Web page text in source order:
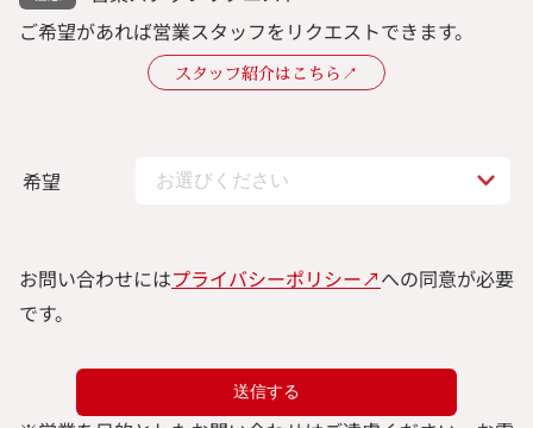
ご希望があれば営業スタッフをリクエストできます。
スタッフ紹介はこちら↗︎
希望
お問い合わせにはプライバシーポリシー↗︎への同意が必要
です。